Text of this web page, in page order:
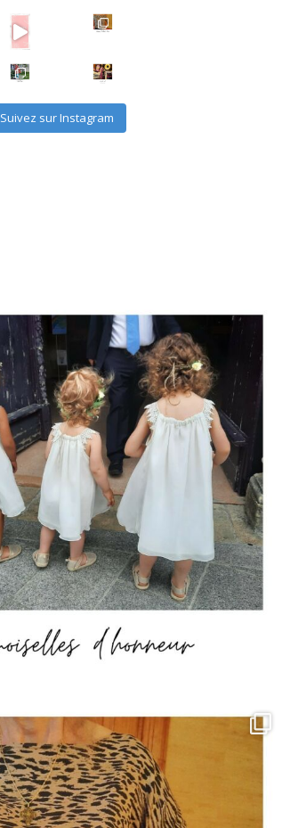
TUTO - AIGUILLE DOUBLE
. J’ai cousu pr
TOTAL LOOK MY SUPER BISON Knit Out KAL 2021
Suivez sur Instagram